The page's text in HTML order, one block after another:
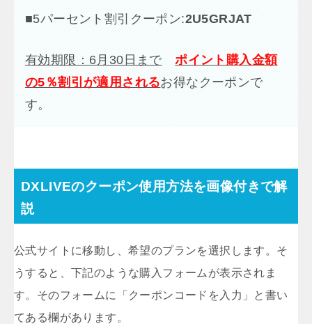
■5パーセント割引クーポン:2U5GRJAT
有効期限：6月30日まで
ポイント購入金額
の5％割引が適用されるお得なクーポンで
す。
DXLIVEのクーポン使用方法を画像付きで解
説
公式サイトに移動し、希望のプランを選択します。そ
うすると、下記のような購入フォームが表示されま
す。そのフォームに「クーポンコードを入力」と書い
てある欄があります。